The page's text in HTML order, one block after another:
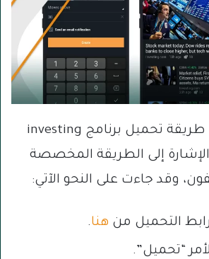
خلال التعرف على طريقة تحميل برنامج investing
الإشارة إلى الطريقة المخصصة
وقد جاءت على النحو الآتي:
التحميل من هنا.
“تحميل”.